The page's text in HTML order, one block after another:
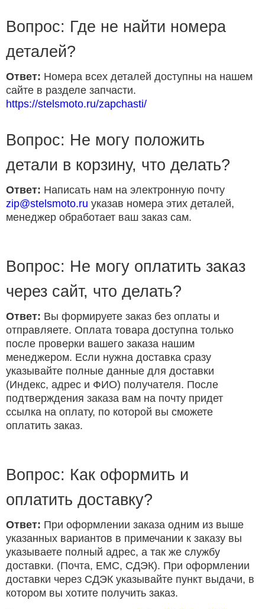
Вопрос: Где не найти номера
деталей?
Ответ: Номера всех деталей доступны на нашем
сайте в разделе запчасти.
https://stelsmoto.ru/zapchasti/
Вопрос: Не могу положить
детали в корзину, что делать?
Ответ: Написать нам на электронную почту
zip@stelsmoto.ru указав номера этих деталей,
менеджер обработает ваш заказ сам.
Вопрос: Не могу оплатить заказ
через сайт, что делать?
Ответ: Вы формируете заказ без оплаты и
отправляете. Оплата товара доступна только
после проверки вашего заказа нашим
менеджером. Если нужна доставка сразу
указывайте полные данные для доставки
(Индекс, адрес и ФИО) получателя. После
подтверждения заказа вам на почту придет
ссылка на оплату, по которой вы сможете
оплатить заказ.
Вопрос: Как оформить и
оплатить доставку?
Ответ: При оформлении заказа одним из выше
указанных вариантов в примечании к заказу вы
указываете полный адрес, а так же службу
доставки. (Почта, ЕМС, СДЭК). При оформлении
доставки через СДЭК указывайте пункт выдачи, в
котором вы хотите получить заказ.